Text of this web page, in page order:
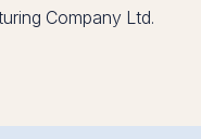
Company Ltd.